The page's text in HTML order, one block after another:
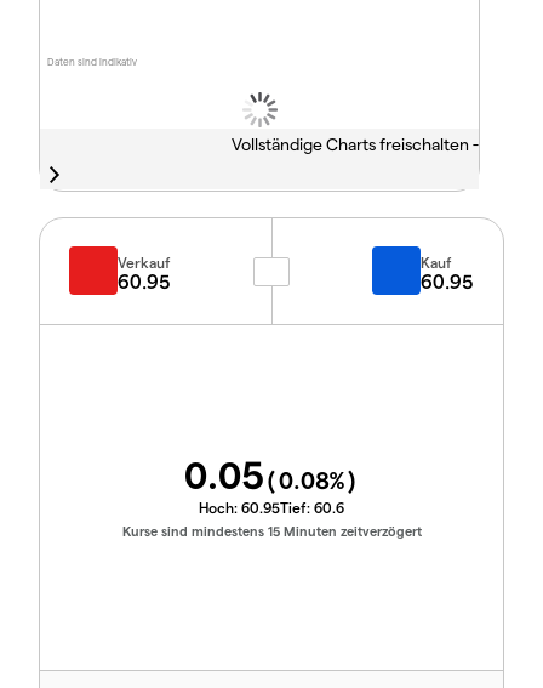
Daten sind indikativ
Vollständige Charts freischalten -
Verkauf
60.95
Kauf
60.95
0.05(0.08%)
Hoch: 60.95Tief: 60.6
Kurse sind mindestens 15 Minuten zeitverzögert